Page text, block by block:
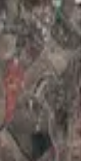
Tarla